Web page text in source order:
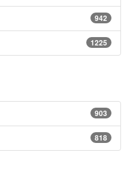
942
1225
903
818